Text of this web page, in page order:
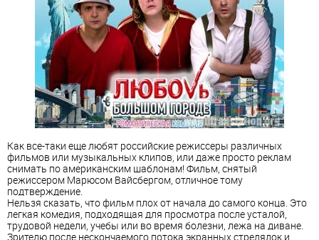
Как все-таки еще любят российские режиссеры различных
фильмов или музыкальных клипов, или даже просто реклам
снимать по американским шаблонам! Фильм, снятый
режиссером Марюсом Вайсбергом, отличное тому
подтверждение.
Нельзя сказать, что фильм плох от начала до самого конца. Это
легкая комедия, подходящая для просмотра после усталой,
трудовой недели, учебы или во время болезни, лежа на диване.
Зрителю после нескончаемого потока экранных стрелялок и